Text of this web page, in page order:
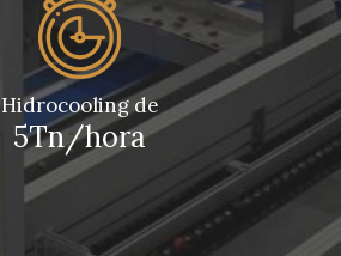
Hidrocooling de
5Tn/hora